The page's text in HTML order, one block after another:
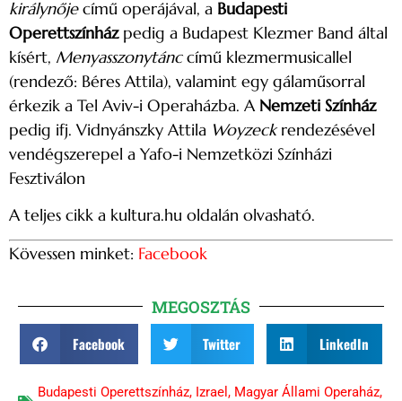
királynőjecímű operájával, a Budapesti
Operettszínházpedig a Budapest Klezmer Band által
kísért, Menyasszonytánccímű klezmermusicallel
(rendező: Béres Attila), valamint egy gálaműsorral
érkezik a Tel Aviv-i Operaházba. A Nemzeti Színház
pedig ifj. Vidnyánszky Attila Woyzeckrendezésével
vendégszerepel a Yafo-i Nemzetközi Színházi
Fesztiválon
A teljes cikk a kultura.hu oldalán olvasható.
Kövessen minket: Facebook
MEGOSZTÁS
Facebook Twitter LinkedIn
Budapesti Operettszínház, Izrael , Magyar Állami Operaház,